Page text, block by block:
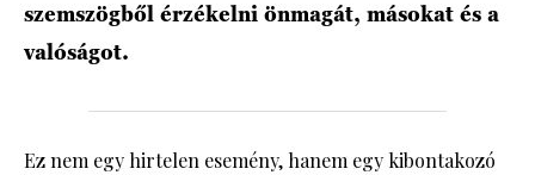
szemszögből érzékelni önmagát, másokat és a
valóságot.
Ez nem egy hirtelen esemény, hanem egy kibontakozó